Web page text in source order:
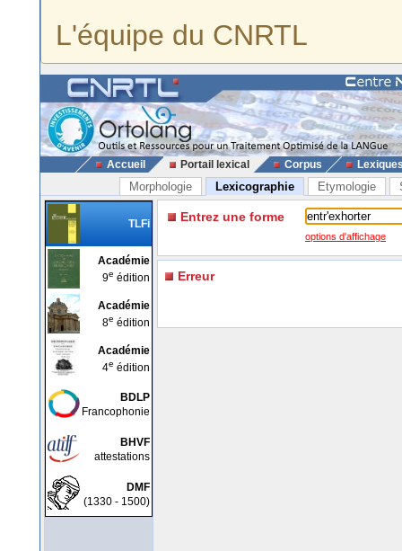
L'équipe du CNRTL
Accueil Portail lexical Corpus
Morphologie Lexicographie Etymologie
TLFi
Académie
9e édition
Académie
8e édition
Académie
4e édition
BDLP
Francophonie
BHVF
attestations
DMF
(1330 - 1500)
Entrez une forme
options d'affichage
Erreur